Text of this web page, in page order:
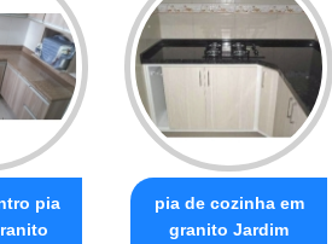
pia
pia de cozinha em
granito Jardim